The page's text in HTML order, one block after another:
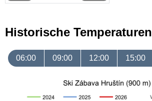
Historische Temperaturen
06:00 09:00 12:00 15:00